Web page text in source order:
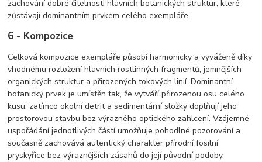
zachování dobré čitelnosti hlavních botanických struktur, které
zůstávají dominantním prvkem celého exempláře.
6 - Kompozice
Celková kompozice exempláře působí harmonicky a vyváženě díky
vhodnému rozložení hlavních rostlinných fragmentů, jemnějších
organických struktur a přirozených tokových linií. Dominantní
botanický prvek je umístěn tak, že vytváří přirozenou osu celého
kusu, zatímco okolní detrit a sedimentární složky doplňují jeho
prostorovou stavbu bez výrazného optického zahlcení. Vzájemné
uspořádání jednotlivých částí umožňuje pohodlné pozorování a
současně zachovává autentický charakter přírodní fosilní
pryskyřice bez výraznějších zásahů do její původní podoby.